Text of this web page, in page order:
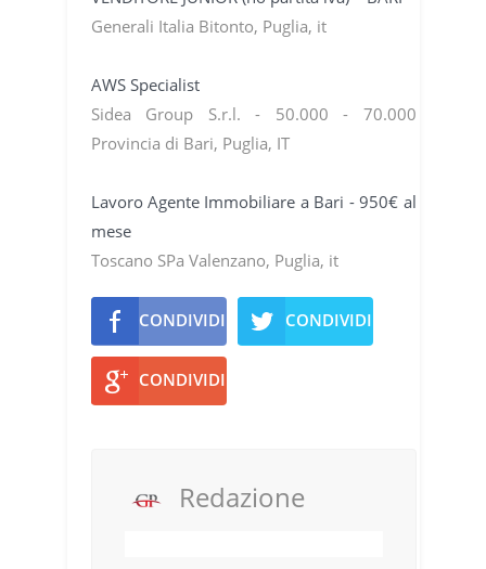
Generali Italia Bitonto, Puglia, it
AWS Specialist
Sidea Group S.r.l. - 50.000 - 70.000
Provincia di Bari, Puglia, IT
Lavoro Agente Immobiliare a Bari - 950€ al
mese
Toscano SPa Valenzano, Puglia, it
CONDIVIDI CONDIVIDI
CONDIVIDI
Redazione